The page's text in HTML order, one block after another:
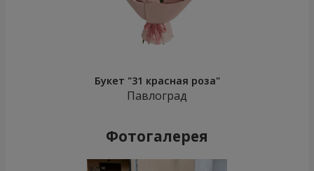
Букет "31 красная роза"
Павлоград
Фотогалерея